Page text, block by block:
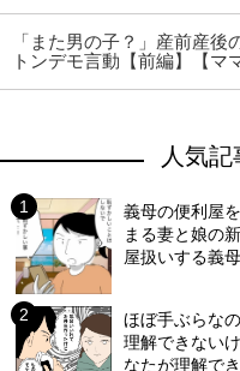
「また男の子？」産前産
トンデモ言動【前編】【マ
人気
義母の便利屋
まる妻と娘の
屋扱いする義母
ほぼ手ぶらな
理解できない
なたが理解で